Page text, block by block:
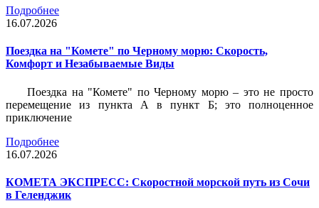
Подробнее
16.07.2026
Поездка на "Комете" по Черному морю: Скорость,
Комфорт и Незабываемые Виды
Поездка на "Комете" по Черному морю – это не просто
перемещение из пункта А в пункт Б; это полноценное
приключение
Подробнее
16.07.2026
КОМЕТА ЭКСПРЕСС: Скоростной морской путь из Сочи
в Геленджик